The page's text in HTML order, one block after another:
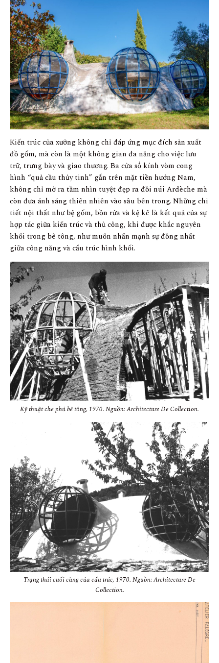
Kiến trúc của xưởng không chỉ đáp ứng mục đích sản xuất
đồ gốm, mà còn là một không gian đa năng cho việc lưu
trữ, trưng bày và giao thương. Ba cửa sổ kính vòm cong
hình “quả cầu thủy tinh” gắn trên mặt tiền hướng Nam,
không chỉ mở ra tầm nhìn tuyệt đẹp ra đồi núi Ardèche mà
còn đưa ánh sáng thiên nhiên vào sâu bên trong. Những chi
tiết nội thất như bệ gốm, bồn rửa và kệ kê là kết quả của sự
hợp tác giữa kiến trúc và thủ công, khi được khắc nguyên
khối trong bê tông, như muốn nhấn mạnh sự đồng nhất
giữa công năng và cấu trúc hình khối.
Kỹ thuật che phủ bê tông, 1970. Nguồn: Architecture De Collection.
Trạng thái cuối cùng của cấu trúc, 1970. Nguồn: Architecture De
Collection.